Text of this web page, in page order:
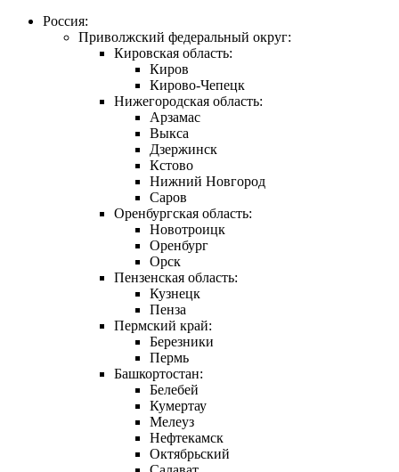
Россия:
Приволжский федеральный округ:
Кировская область:
Киров
Кирово-Чепецк
Нижегородская область:
Арзамас
Выкса
Дзержинск
Кстово
Нижний Новгород
Саров
Оренбургская область:
Новотроицк
Оренбург
Орск
Пензенская область:
Кузнецк
Пенза
Пермский край:
Березники
Пермь
Башкортостан:
Белебей
Кумертау
Мелеуз
Нефтекамск
Октябрьский